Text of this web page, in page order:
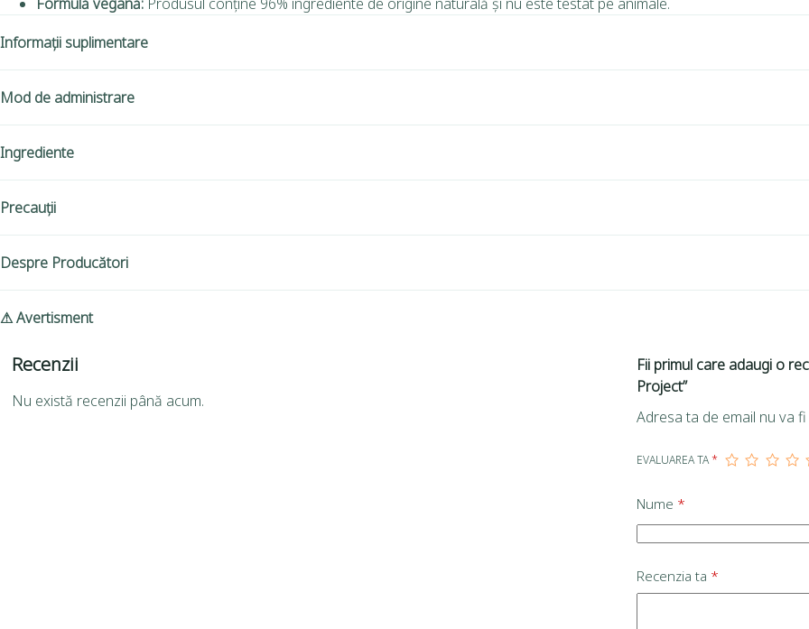
Informații suplimentare
Mod de administrare
Ingrediente
Precauții
Despre Producători
⚠ Avertisment
Recenzii
Nu există recenzii până acum.
Fii primul care adaugi o
Project”
Adresa ta de email nu va
EVALUAREA TA*
Nume *
Recenzia ta *